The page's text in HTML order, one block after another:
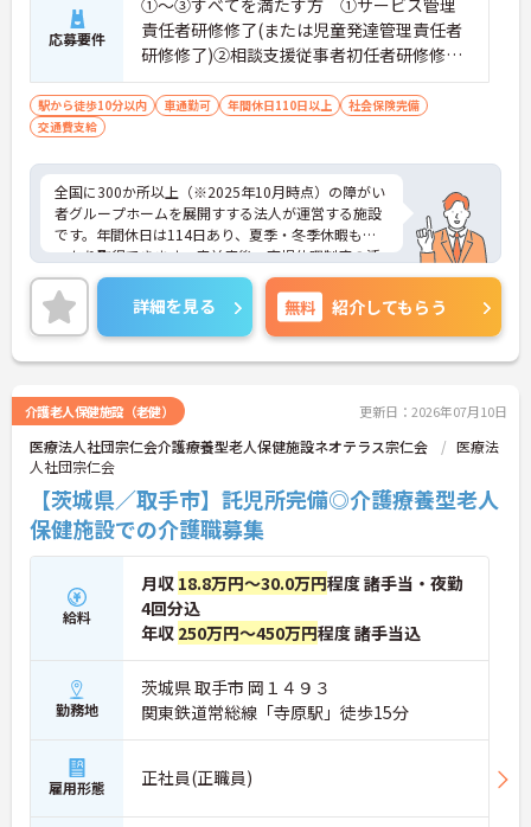
応募要件
①～③すべてを満たす方 ①サービス管理
責任者研修修了(または児童発達管理責任者
研修修了)②相談支援従事者初任者研修修了
(または相談支援従事者実務者研修修了)③普
通自動車運転免許(AT限定可)
駅から徒歩10分以内 車通勤可 年間休日110日以上
社会保険完備
交通費支給
全国に300か所以上（※2025年10月時点）の障がい
者グループホームを展開すする法人が運営する施設
です。年間休日は114日あり、夏季・冬季休暇もし
っかり取得できます。産前産後・育児休暇制度の活
用実績も豊富で、子育て中の方も多数活躍してお
り、ライフステージに変化があっても安心して長く
働ける環境です。職場では20代から60代まで幅広い
年代のスタッフがそれぞれの経験を活かして活躍し
ています。一般社員研修や外部勉強会受講支援な
心です。また、請求・申請業務は本社専門部署が一
括対応するため、利用者さまへの支援に集中できま
す。キャリアアップを目指したい方、プライベート
と両立しながら専門性を高めたい方におすすめで
す。ご興味のある方は詳細等をお伝えしますので、
お気軽にお問い合わせください。
詳細を見る 無料 紹介してもらう
介護老人保健施設（老健） 更新日：2026年07月10日
医療法人社団宗仁会介護療養型老人保健施設ネオテラス宗仁会
医療法
人社団宗仁会
【茨城県／取手市】託児所完備◎介護療養型老人
保健施設での介護職募集
給料
月収 18.8万円～30.0万円程度 諸手当・夜勤
4回分込
年収 250万円～450万円程度 諸手当込
勤務地
茨城県 取手市 岡１４９３
関東鉄道常総線「寺原駅」徒歩15分
雇用形態 正社員(正職員)